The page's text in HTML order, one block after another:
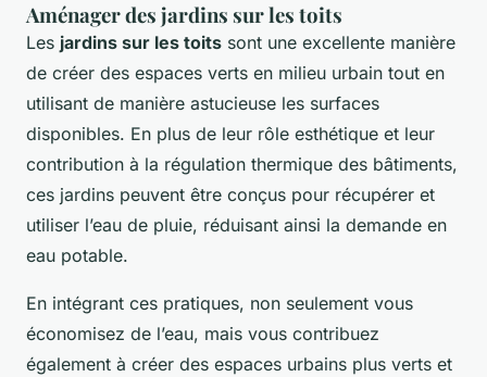
Aménager des jardins sur les toits
Les jardins sur les toits sont une excellente manière
de créer des espaces verts en milieu urbain tout en
utilisant de manière astucieuse les surfaces
disponibles. En plus de leur rôle esthétique et leur
contribution à la régulation thermique des bâtiments,
ces jardins peuvent être conçus pour récupérer et
utiliser l’eau de pluie, réduisant ainsi la demande en
eau potable.
En intégrant ces pratiques, non seulement vous
économisez de l’eau, mais vous contribuez
également à créer des espaces urbains plus verts et